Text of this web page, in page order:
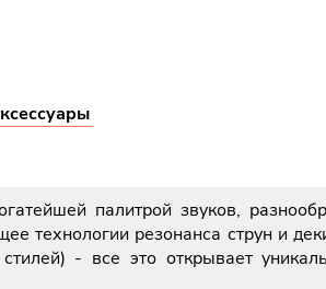
палитрой звуков,
технологии резонанса струн и
- все это открывает